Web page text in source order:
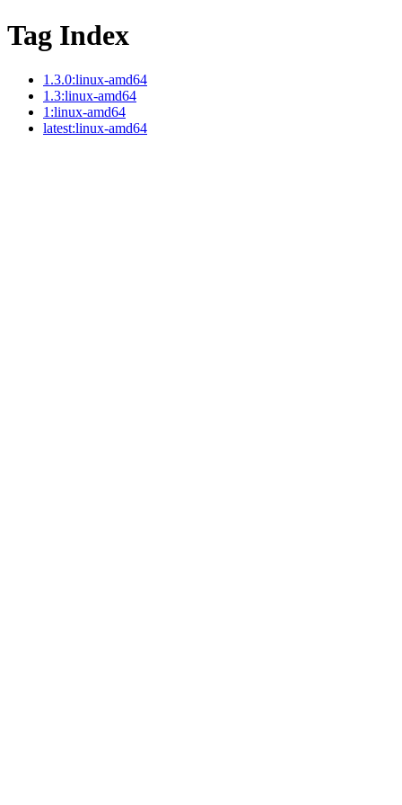
Tag Index
1.3.0:linux-amd64
1.3:linux-amd64
1:linux-amd64
latest:linux-amd64